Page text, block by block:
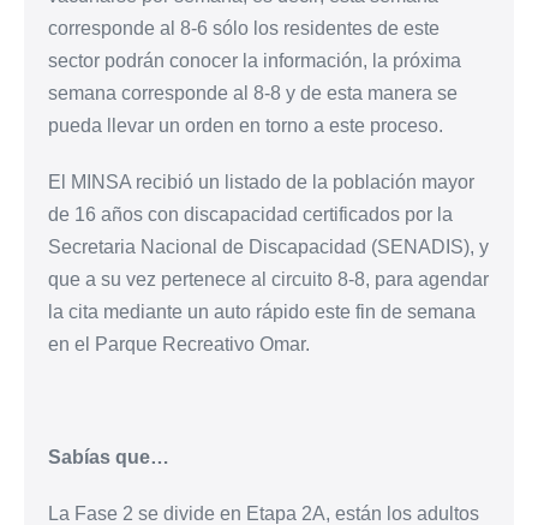
corresponde al 8-6 sólo los residentes de este
sector podrán conocer la información, la próxima
semana corresponde al 8-8 y de esta manera se
pueda llevar un orden en torno a este proceso.
El MINSA recibió un listado de la población mayor
de 16 años con discapacidad certificados por la
Secretaria Nacional de Discapacidad (SENADIS), y
que a su vez pertenece al circuito 8-8, para agendar
la cita mediante un auto rápido este fin de semana
en el Parque Recreativo Omar.
Sabías que…
La Fase 2 se divide en Etapa 2A, están los adultos